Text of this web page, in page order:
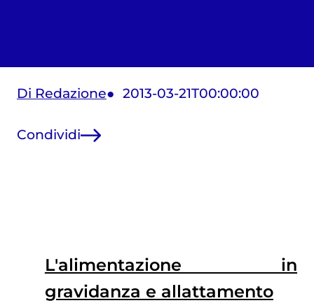
Di Redazione 2013-03-21T00:00:00
Condividi
L'alimentazione in
gravidanza e allattamento